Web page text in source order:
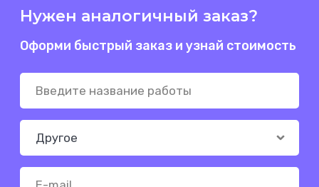
Нужен аналогичный заказ?
Оформи быстрый заказ и узнай стоимость